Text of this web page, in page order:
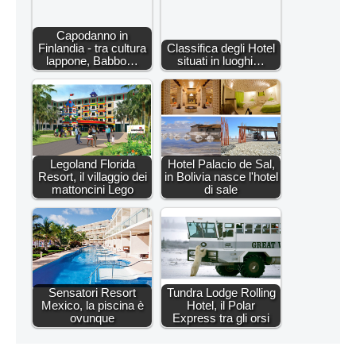
Capodanno in
Finlandia - tra cultura
lappone, Babbo…
Classifica degli Hotel
situati in luoghi…
Legoland Florida
Resort, il villaggio dei
mattoncini Lego
Hotel Palacio de Sal,
in Bolivia nasce l'hotel
di sale
Sensatori Resort
Mexico, la piscina è
ovunque
Tundra Lodge Rolling
Hotel, il Polar
Express tra gli orsi